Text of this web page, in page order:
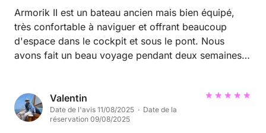
Armorik II est un bateau ancien mais bien équipé,
très confortable à naviguer et offrant beaucoup
d'espace dans le cockpit et sous le pont. Nous
avons fait un beau voyage pendant deux semaines,
sans complication, et tout s'est bien passé. Nous
referions appel à eux pour une location.
Valentin
Date de l'avis 11/08/2025 · Date de la
réservation 09/08/2025